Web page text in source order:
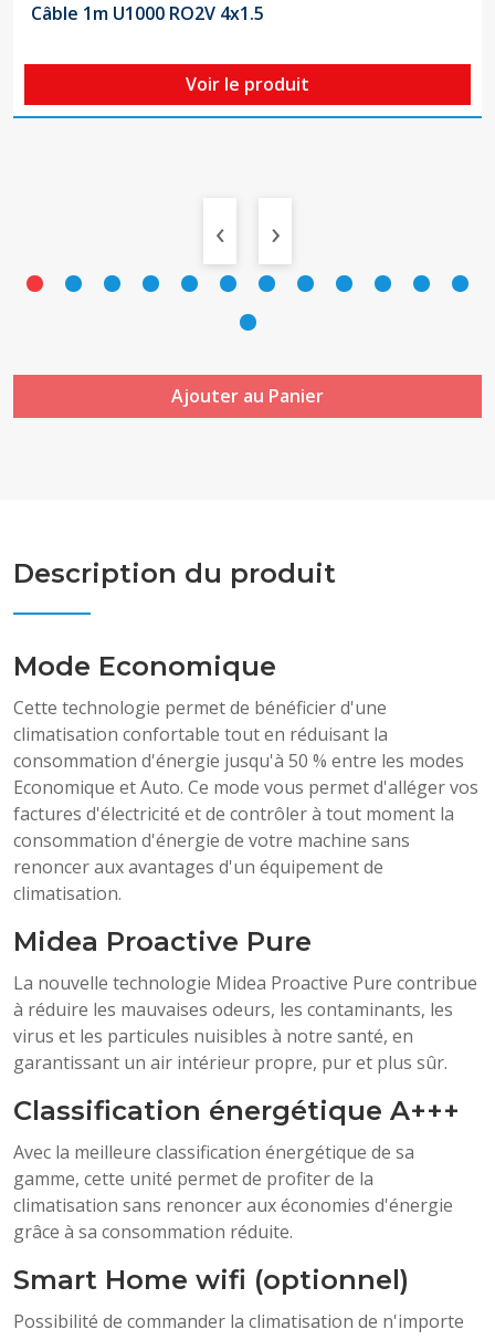
Câble 1m U1000 RO2V 4x1.5
Voir le produit
‹ ›
Ajouter au Panier
Description du produit
Mode Economique
Cette technologie permet de bénéficier d'une
climatisation confortable tout en réduisant la
consommation d'énergie jusqu'à 50 % entre les modes
Economique et Auto. Ce mode vous permet d'alléger vos
factures d'électricité et de contrôler à tout moment la
consommation d'énergie de votre machine sans
renoncer aux avantages d'un équipement de
climatisation.
Midea Proactive Pure
La nouvelle technologie Midea Proactive Pure contribue
à réduire les mauvaises odeurs, les contaminants, les
virus et les particules nuisibles à notre santé, en
garantissant un air intérieur propre, pur et plus sûr.
Classification énergétique A+++
Avec la meilleure classification énergétique de sa
gamme, cette unité permet de profiter de la
climatisation sans renoncer aux économies d'énergie
grâce à sa consommation réduite.
Smart Home wifi (optionnel)
Possibilité de commander la climatisation de n'importe